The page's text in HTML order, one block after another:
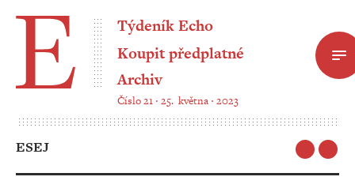
Týdeník Echo
Koupit předplatné
Archiv
Číslo 21 ‧ 25. května ‧ 2023
ESEJ